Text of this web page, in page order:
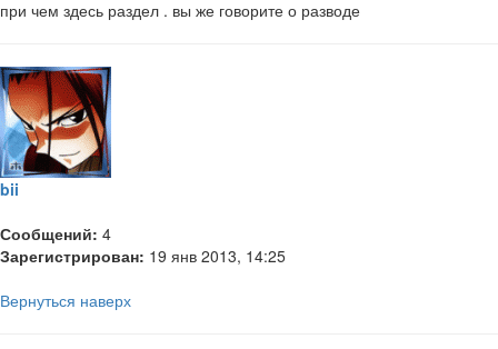
при чем здесь раздел . вы же говорите о разводе
bii
Сообщений: 4
Зарегистрирован: 19 янв 2013, 14:25
Вернуться наверх